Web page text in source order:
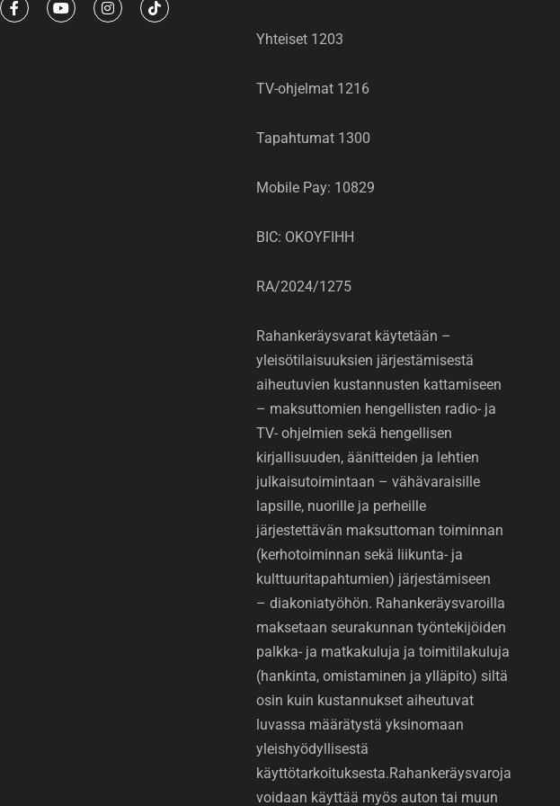
a
o
n
i
Yhteiset 1203
TV-ohjelmat 1216
Tapahtumat 1300
Mobile Pay: 10829
BIC: OKOYFIHH
RA/2024/1275
Rahankeräysvarat käytetään –
yleisötilaisuuksien järjestämisestä
aiheutuvien kustannusten kattamiseen
– maksuttomien hengellisten radio- ja
TV- ohjelmien sekä hengellisen
kirjallisuuden, äänitteiden ja lehtien
julkaisutoimintaan – vähävaraisille
lapsille, nuorille ja perheille
järjestettävän maksuttoman toiminnan
(kerhotoiminnan sekä liikunta- ja
kulttuuritapahtumien) järjestämiseen
– diakoniatyöhön. Rahankeräysvaroilla
maksetaan seurakunnan työntekijöiden
palkka- ja matkakuluja ja toimitilakuluja
(hankinta, omistaminen ja ylläpito) siltä
osin kuin kustannukset aiheutuvat
luvassa määrätystä yksinomaan
yleishyödyllisestä
käyttötarkoituksesta.Rahankeräysvaroja
voidaan käyttää myös auton tai muun